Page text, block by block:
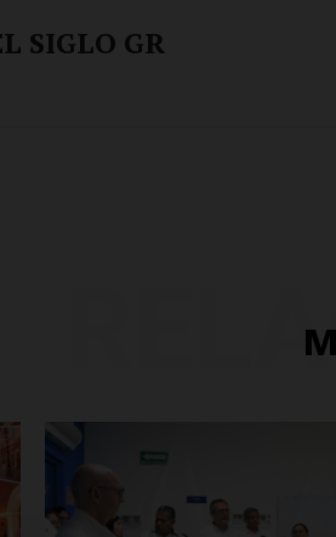
SIGLO GR